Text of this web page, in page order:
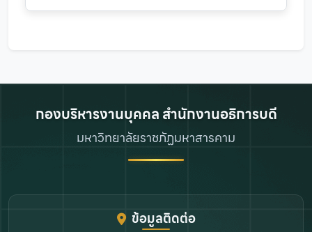
กองบริหารงานบุคคล สำนักงานอธิการบดี
มหาวิทยาลัยราชภัฏมหาสารคาม
ข้อมูลติดต่อ